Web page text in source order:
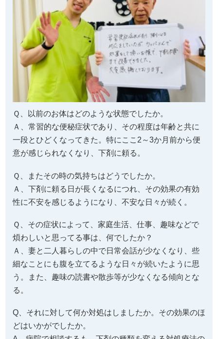
Ｑ、以前のお体はどのような状態でしたか。
Ａ、常習的な便秘症状であり、その程度は年齢と共に
一段とひどくなってきた。特にここ2～3か月前から便
意が感じられなくなり、下剤に頼る。
Ｑ、またその時の気持ちはどうでしたか。
Ａ、下剤に頼る日が長くなるにつれ、その効果の有効
性に不安を感じるようになり、不安な日々が続く。
Ｑ、その症状によって、家庭生活、仕事、趣味などで
煩わしいと思ってる事は、何でしたか？
Ａ、妻と二人暮らしの中で日常会話が少なくなり、些
細なことにも腹を立てるような日々が続いたように思
う。また、趣味の読書や散歩等が少なくなる傾向とな
る。
Q、それに対して何か対処はしましたか。その効果のほ
どはいかがでしたか。